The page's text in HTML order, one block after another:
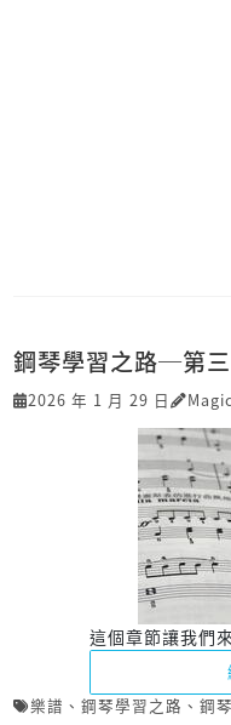
鋼琴學習之路─第
2026 年 1 月 29 日
這個章節讓我們
樂譜 、 鋼琴學習之路 、 鋼